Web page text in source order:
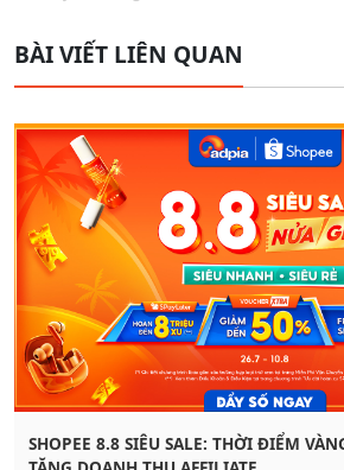
BÀI VIẾT LIÊN QUAN
SHOPEE 8.8 SIÊU SALE: THỜI ĐIỂM